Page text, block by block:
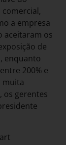
comercial,
a empresa
aceitaram os
de
enquanto
200% e
muita
os gerentes